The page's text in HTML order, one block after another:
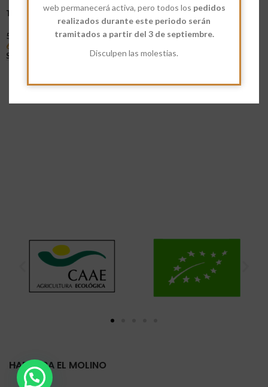
web permanecerá activa, pero todos los pedidos
realizados durante este periodo serán
tramitados a partir del 3 de septiembre.
Disculpen las molestias.
Tomate en polvo Ecológico
5
6,91
Seleccionar Opciones
HARINERA EL MOLINO